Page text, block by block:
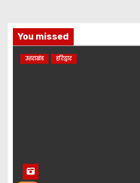
You missed
उत्तराखंड हरिद्वार